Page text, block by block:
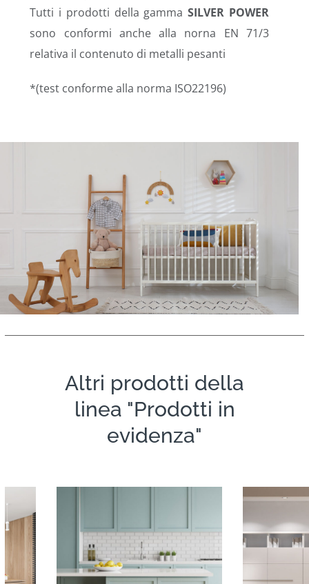
Tutti i prodotti della gammaSILVER POWER
sono conformi anche alla norna EN 71/3
relativa il contenuto di metalli pesanti
*(test conforme alla norma ISO22196)
Altri prodotti della
linea "Prodotti in
evidenza"
PRODOTTI IN EVIDENZA